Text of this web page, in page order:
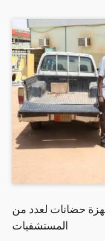
حضانات لعدد من
المستشفيات